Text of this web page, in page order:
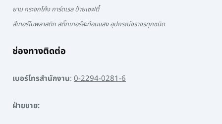
ยาม กระจกโค้ง การ์ดเรล ป้ายเซฟตี้
สีเทอร์โมพลาสติก สติ๊กเกอร์สะท้อนแสง อุปกรณ์จราจรทุกชนิด
ช่องทางติดต่อ
เบอร์โทรสำนักงาน: 0-2294-0281-6
ฝ่ายขาย: